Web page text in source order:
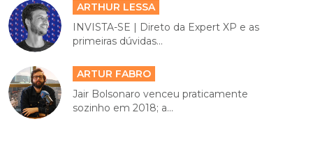
ARTHUR LESSA
INVISTA-SE | Direto da Expert XP e as
primeiras dúvidas...
ARTUR FABRO
Jair Bolsonaro venceu praticamente
sozinho em 2018; a...